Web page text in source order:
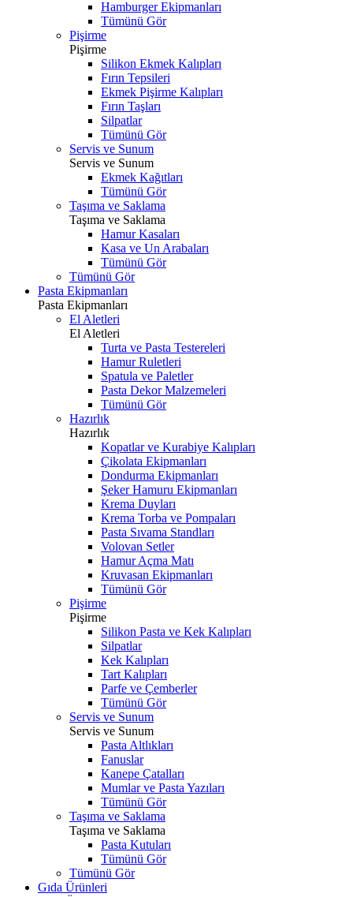
Hamburger Ekipmanları
Tümünü Gör
Pişirme
Pişirme
Silikon Ekmek Kalıpları
Fırın Tepsileri
Ekmek Pişirme Kalıpları
Fırın Taşları
Silpatlar
Tümünü Gör
Servis ve Sunum
Servis ve Sunum
Ekmek Kağıtları
Tümünü Gör
Taşıma ve Saklama
Taşıma ve Saklama
Hamur Kasaları
Kasa ve Un Arabaları
Tümünü Gör
Tümünü Gör
Pasta Ekipmanları
Pasta Ekipmanları
El Aletleri
El Aletleri
Turta ve Pasta Testereleri
Hamur Ruletleri
Spatula ve Paletler
Pasta Dekor Malzemeleri
Tümünü Gör
Hazırlık
Hazırlık
Kopatlar ve Kurabiye Kalıpları
Çikolata Ekipmanları
Dondurma Ekipmanları
Şeker Hamuru Ekipmanları
Krema Duyları
Krema Torba ve Pompaları
Pasta Sıvama Standları
Volovan Setler
Hamur Açma Matı
Kruvasan Ekipmanları
Tümünü Gör
Pişirme
Pişirme
Silikon Pasta ve Kek Kalıpları
Silpatlar
Kek Kalıpları
Tart Kalıpları
Parfe ve Çemberler
Tümünü Gör
Servis ve Sunum
Servis ve Sunum
Pasta Altlıkları
Fanuslar
Kanepe Çatalları
Mumlar ve Pasta Yazıları
Tümünü Gör
Taşıma ve Saklama
Taşıma ve Saklama
Pasta Kutuları
Tümünü Gör
Tümünü Gör
Gıda Ürünleri